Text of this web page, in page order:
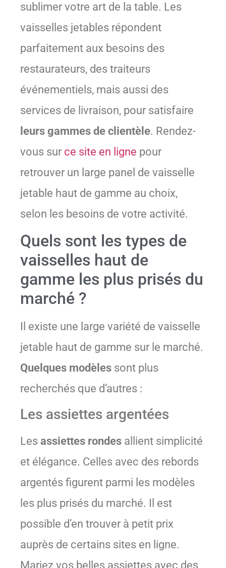
sublimer votre art de la table. Les
vaisselles jetables répondent
parfaitement aux besoins des
restaurateurs, des traiteurs
événementiels, mais aussi des
services de livraison, pour satisfaire
leurs gammes de clientèle. Rendez-
vous sur ce site en ligne pour
retrouver un large panel de vaisselle
jetable haut de gamme au choix,
selon les besoins de votre activité.
Quels sont les types de
vaisselles haut de
gamme les plus prisés du
marché ?
Il existe une large variété de vaisselle
jetable haut de gamme sur le marché.
Quelques modèles sont plus
recherchés que d’autres :
Les assiettes argentées
Les assiettes rondes allient simplicité
et élégance. Celles avec des rebords
argentés figurent parmi les modèles
les plus prisés du marché. Il est
possible d’en trouver à petit prix
auprès de certains sites en ligne.
Mariez vos belles assiettes avec des